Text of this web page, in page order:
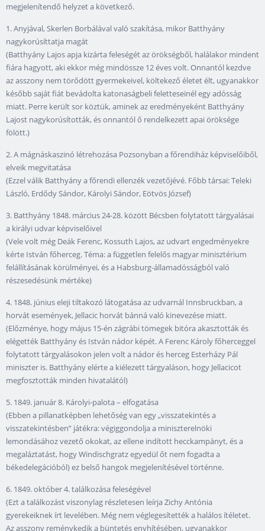
megjelenítendő helyzet a következő.
1. Anyjával, Skerlen Borbálával való szakítása, mikor Batthyány
nagykorúsíttatja magát
(Batthyány Lajos apja kizárta feleségét az örökségből, halálakor mindent
fiára hagyott, aki ekkor még mindössze 12 éves volt. Onnantól kezdve
az asszony nem törődött gyermekeivel, költekező életet élt, ugyanakkor
később saját fiát bevádolta katonaságbeli feletteseinél egy adósság
miatt. Perre került sor köztük, aminek az eredményeként Batthyány
Lajost nagykorúsították, és onnantól ő rendelkezett apai öröksége
fölött.)
2. A mágnáskaszinó létrehozása Pozsonyban a főrendiház képviselőiből,
elveik megvitatása
(Ezzel válik Batthyány a főrendi ellenzék vezetőjévé. Főbb társai: Teleki
László, Erdődy Sándor, Károlyi Sándor, Eötvös József)
3. Batthyány 1848. március 24-28. között Bécsben folytatott tárgyalásai
a királyi udvar képviselőivel
(Vele volt még Deák Ferenc, Kossuth Lajos, az udvart engedményekre
kérte István főherceg. Téma: a független felelős magyar minisztérium
felállításának körülményei, és a Habsburg-államadósságból való
részesedésünk mértéke)
4. 1848. június eleji tiltakozó látogatása az udvarnál Innsbruckban, a
horvát események, Jellacic horvát bánná való kinevezése miatt.
(Előzménye, hogy május 15-én zágrábi tömegek bitóra akasztották és
elégették Batthyány és István nádor képét. A Ferenc Károly főherceggel
folytatott tárgyalásokon jelen volt a nádor és herceg Esterházy Pál
miniszter is. Batthyány elérte a kiélezett tárgyaláson, hogy Jellacicot
megfosztották minden hivatalától)
5. 1849. január 8. Károlyi-palota – elfogatása
(Ebben a pillanatképben lehetőség van egy „visszatekintés a
visszatekintésben” játékra: végiggondolja a miniszterelnöki
lemondásához vezető okokat, az ellene indított hecckampányt, és a
megaláztatást, hogy Windischgratz egyedül őt nem fogadta a
békedelegációból) ez belső hangok megjelenítésével történne.
6. 1849. október 4. találkozása feleségével
(Ezt a találkozást viszonylag részletesen leírja Zichy Antónia
gyerekeiknek írt levelében. Még nem véglegesítették a halálos ítéletet.
Az asszony reménykedik a büntetés enyhítésében, ugyanakkor